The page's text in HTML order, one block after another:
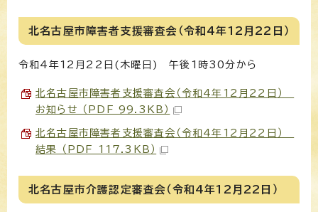
北名古屋市障害者支援審査会（令和4年12月22日）
令和4年12月22日(木曜日) 午後1時30分から
北名古屋市障害者支援審査会（令和4年12月22日）
お知らせ （PDF 99.3KB）
北名古屋市障害者支援審査会（令和4年12月22日）
結果 （PDF 117.3KB）
北名古屋市介護認定審査会（令和4年12月22日）